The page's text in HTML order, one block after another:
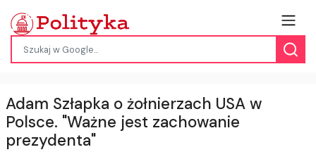
Adam Szłapka o żołnierzach USA w
Polsce. "Ważne jest zachowanie
prezydenta"